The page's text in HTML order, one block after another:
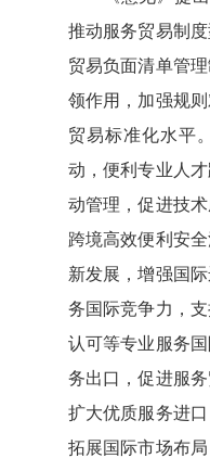
推动服务贸易制
贸易负面清单管
领作用，加强规
贸易标准化水平
动，便利专业人
动管理，促进技
跨境高效便利安
新发展，增强国
务国际竞争力，
认可等专业服务
务出口，促进服
扩大优质服务进
拓展国际市场布